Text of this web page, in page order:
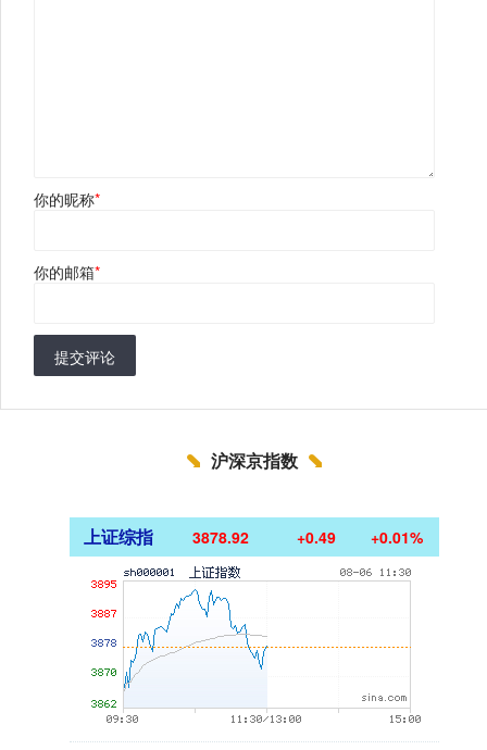
你的昵称*
你的邮箱*
提交评论
沪深京指数
上证综指 3878.92 +0.49 +0.01%